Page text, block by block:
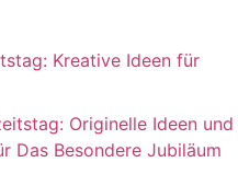
Kreative Ideen für
Originelle Ideen und
Das Besondere Jubiläum